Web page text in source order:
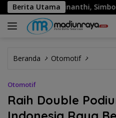
Berita Utama
Kinanthi, Simbol Harmoni
Beranda Otomotif
Otomotif
Raih Double